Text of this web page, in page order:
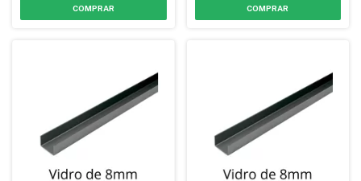
COMPRAR COMPRAR